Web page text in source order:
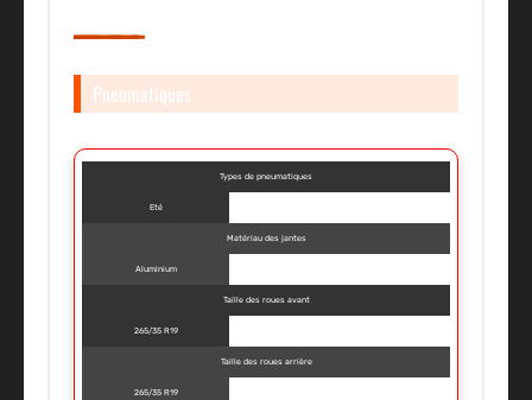
Pneumatiques
Types de pneumatiques
Eté
Matériau des jantes
Aluminium
Taille des roues avant
265/35 R19
Taille des roues arrière
265/35 R19